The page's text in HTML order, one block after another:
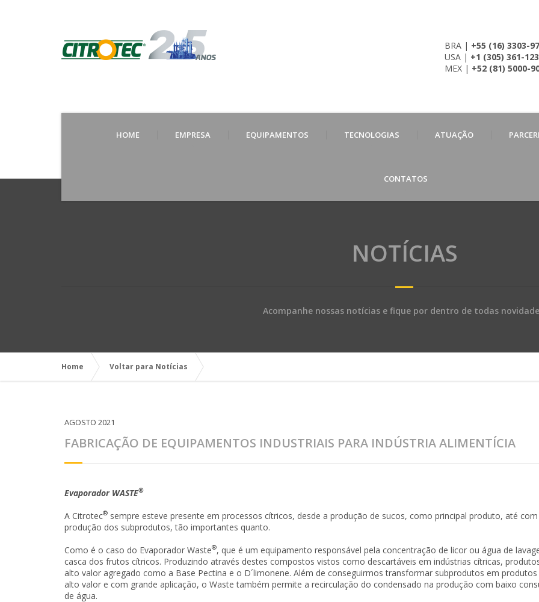
BRA | +55 (16) 3303-
USA | +1 (305) 361-
MEX | +52 (81) 5000-
HOME EMPRESA EQUIPAMENTOS TECNOLOGIAS ATUAÇÃO
CONTATOS
NOTÍCIAS
Acompanhe nossas notícias e fique por dentro de todas
Home Voltar para Notícias
AGOSTO 2021
FABRICAÇÃO DE EQUIPAMENTOS INDUSTRIAIS PARA INDÚSTRIA ALIMENTÍCIA
Evaporador WASTE®
A Citrotec® sempre esteve presente em processos cítricos, desde a produção de sucos, como principal produto, até com
produção dos subprodutos, tão importantes quanto.
Como é o caso do Evaporador Waste®, que é um equipamento responsável pela concentração de licor ou água de
casca dos frutos cítricos. Produzindo através destes compostos vistos como descartáveis em indústrias cítricas,
alto valor agregado como a Base Pectina e o D´limonene. Além de conseguirmos transformar subprodutos em produtos
alto valor e com grande aplicação, o Waste também permite a recirculação do condensado na produção com baixo
de água.